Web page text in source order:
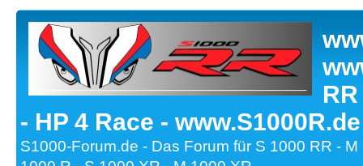
- HP 4 Race -
S1000-Forum.de - Das Forum für S 1000 RR -